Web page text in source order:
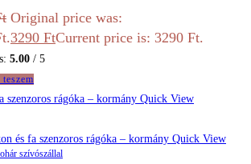
Original price was:
3290 FtCurrent price is: 3290 Ft.
5.00 / 5
Quick View
Quick View
szívószállal